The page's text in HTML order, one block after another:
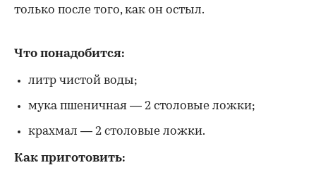
только после того, как он остыл.
Что понадобится:
литр чистой воды;
мука пшеничная — 2 столовые ложки;
крахмал — 2 столовые ложки.
Как приготовить: